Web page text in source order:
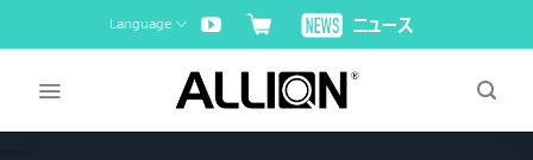
to
Language